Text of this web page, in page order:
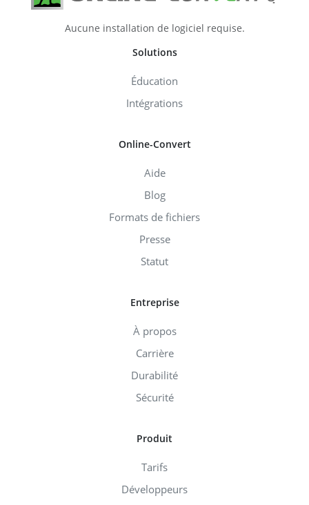
Aucune installation de logiciel requise.
Solutions
Éducation
Intégrations
Online-Convert
Aide
Blog
Formats de fichiers
Presse
Statut
Entreprise
À propos
Carrière
Durabilité
Sécurité
Produit
Tarifs
Développeurs